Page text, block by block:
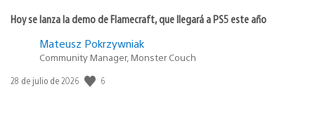
Hoy se lanza la demo de Flamecraft, que llegará a PS5 este año
Mateusz Pokrzywniak
Community Manager, Monster Couch
Fecha
28 de julio de 2026 6